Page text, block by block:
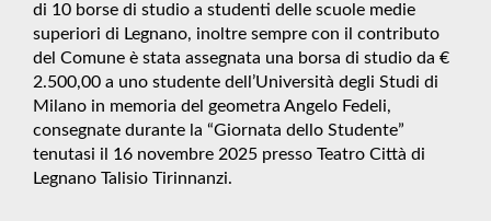
di 10 borse di studio a studenti delle scuole medie
superiori di Legnano, inoltre sempre con il contributo
del Comune è stata assegnata una borsa di studio da €
2.500,00 a uno studente dell’Università degli Studi di
Milano in memoria del geometra Angelo Fedeli,
consegnate durante la “Giornata dello Studente”
tenutasi il 16 novembre 2025 presso Teatro Città di
Legnano Talisio Tirinnanzi.